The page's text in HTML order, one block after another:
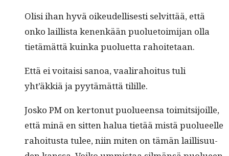
Olisi ihan hyvä oikeudel­lis­es­ti selvit­tää, että
onko lail­lista kenenkään puolue­toim­i­jan olla
tietämät­tä kuin­ka puoluet­ta rahoitetaan.
Että ei voitaisi sanoa, vaali­ra­hoi­tus tuli
yht’äkkiä ja pyytämät­tä tilille.
Josko PM on ker­tonut puolueen­sa toim­it­si­joille,
että minä en sit­ten halua tietää mis­tä puolueelle
rahoi­tus­ta tulee, niin miten on tämän lail­lisu­u­